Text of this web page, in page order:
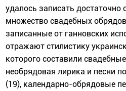
удалось записать
множество свадебных
записанные от ганновских
отражают стилистику
которого составили
необрядовая лирика и песни
(19), календарно-обрядовые